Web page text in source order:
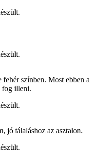
színben. Most ebben a
fog illeni.
jó tálaláshoz az asztalon.